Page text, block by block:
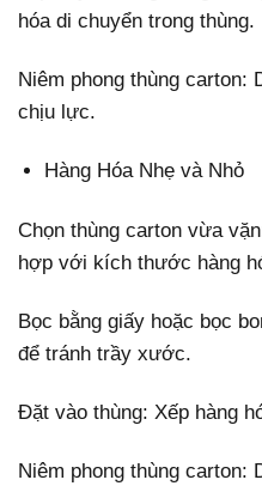
hóa di chuyển trong thùng.
Niêm phong thùng carton:
chịu lực.
Hàng Hóa Nhẹ và Nhỏ
Chọn thùng carton vừa
hợp với kích thước hàng
Bọc bằng giấy hoặc bọc
để tránh trầy xước.
Đặt vào thùng: Xếp hàng
Niêm phong thùng carton: